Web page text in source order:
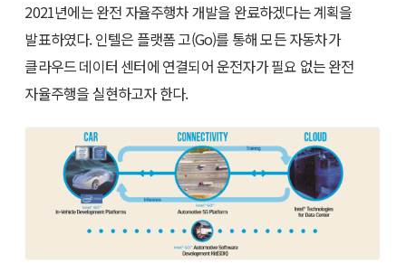
2021년에는 완전 자율주행차 개발을 완료하겠다는 계획을
발표하였다. 인텔은 플랫폼 고(Go)를 통해 모든 자동차가
클라우드 데이터 센터에 연결되어 운전자가 필요 없는 완전
자율주행을 실현하고자 한다.